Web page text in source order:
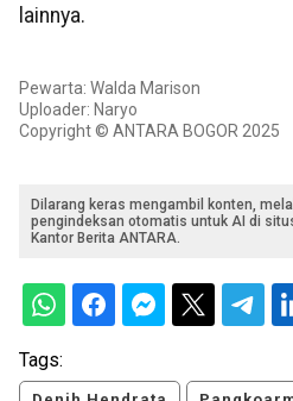
lainnya.
Pewarta: Walda Marison
Uploader: Naryo
Copyright © ANTARA BOGOR 2025
Dilarang keras mengambil konten,
pengindeksan otomatis untuk AI di
Kantor Berita ANTARA.
Tags: